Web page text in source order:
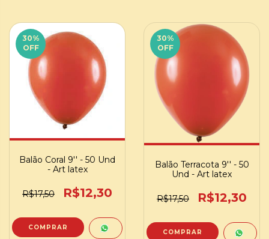
30%
OFF
Balão Coral 9'' - 50 Und
- Art latex
R$17,50 R$12,30
30%
OFF
Balão Terracota 9'' - 50
Und - Art latex
R$17,50 R$12,30